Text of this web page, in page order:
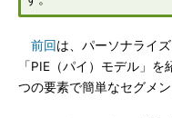
前回は、パーソナライ
「PIE（パイ）モデル」
つの要素で簡単なセグメ